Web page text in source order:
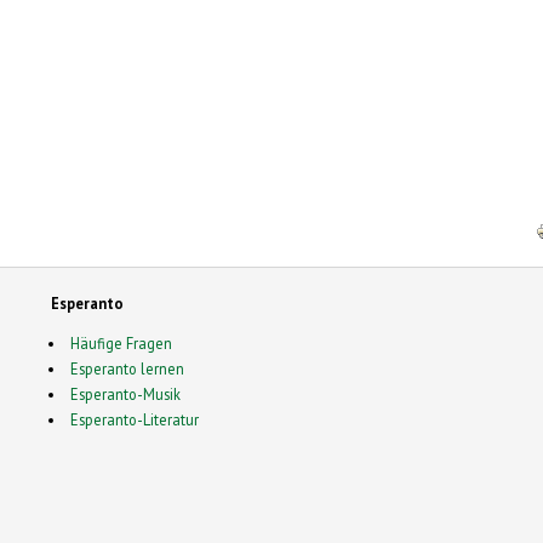
Esperanto
Häufige Fragen
Esperanto lernen
Esperanto-Musik
Esperanto-Literatur